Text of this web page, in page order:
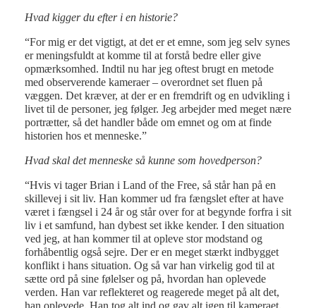
Hvad kigger du efter i en historie?
“For mig er det vigtigt, at det er et emne, som jeg selv synes
er meningsfuldt at komme til at forstå bedre eller give
opmærksomhed. Indtil nu har jeg oftest brugt en metode
med observerende kameraer – overordnet set fluen på
væggen. Det kræver, at der er en fremdrift og en udvikling i
livet til de personer, jeg følger. Jeg arbejder med meget nære
portrætter, så det handler både om emnet og om at finde
historien hos et menneske.”
Hvad skal det menneske så kunne som hovedperson?
“Hvis vi tager Brian i Land of the Free, så står han på en
skillevej i sit liv. Han kommer ud fra fængslet efter at have
været i fængsel i 24 år og står over for at begynde forfra i sit
liv i et samfund, han dybest set ikke kender. I den situation
ved jeg, at han kommer til at opleve stor modstand og
forhåbentlig også sejre. Der er en meget stærkt indbygget
konflikt i hans situation. Og så var han virkelig god til at
sætte ord på sine følelser og på, hvordan han oplevede
verden. Han var reflekteret og reagerede meget på alt det,